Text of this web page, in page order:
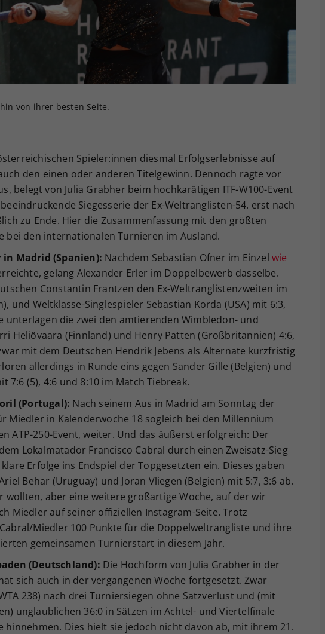
von ihrer besten Seite.
Spieler:innen diesmal Erfolgserlebnisse auf
den einen oder anderen Titelgewinn. Dennoch ragte vor
belegt von Julia Grabher beim hochkarätigen ITF-W100-Event
Siegesserie der Ex-Weltranglisten-54. erst nach
zu Ende. Hier die Zusammenfassung mit den größten
bei den internationalen Turnieren im Ausland.
in Madrid (Spanien): Nachdem Sebastian Ofner im Einzel wie
gelang Alexander Erler im Doppelbewerb dasselbe.
Constantin Frantzen den Ex-Weltranglistenzweiten im
und Weltklasse-Singlespieler Sebastian Korda (USA) mit 6:3,
unterlagen die zwei den amtierenden Wimbledon- und
Heliövaara (Finnland) und Henry Patten (Großbritannien) 4:6,
mit dem Deutschen Hendrik Jebens als Alternate kurzfristig
allerdings in Runde eins gegen Sander Gille (Belgien) und
7:6 (5), 4:6 und 8:10 im Match Tiebreak.
(Portugal): Nach seinem Aus in Madrid am Sonntag der
Miedler in Kalenderwoche 18 sogleich bei den Millennium
ATP-250-Event, weiter. Und das äußerst erfolgreich: Der
Lokalmatador Francisco Cabral durch einen Zweisatz-Sieg
Erfolge ins Endspiel der Topgesetzten ein. Dieses gaben
Behar (Uruguay) und Joran Vliegen (Belgien) mit 5:7, 3:6 ab.
wollten, aber eine weitere großartige Woche, auf der wir
Miedler auf seiner offiziellen Instagram-Seite. Trotz
Miedler 100 Punkte für die Doppelweltrangliste und ihre
gemeinsamen Turnierstart in diesem Jahr.
(Deutschland): Die Hochform von Julia Grabher in der
sich auch in der vergangenen Woche fortgesetzt. Zwar
238) nach drei Turniersiegen ohne Satzverlust und (mit
unglaublichen 36:0 in Sätzen im Achtel- und Viertelfinale
hinnehmen. Dies hielt sie jedoch nicht davon ab, mit ihrem 21.
Ihrer vorgenommen Einstellungen, falls der
Webseiten-Betreiber dies eingestellt hat.